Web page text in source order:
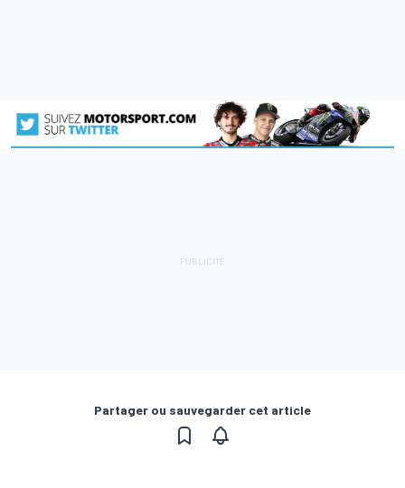
Partager ou sauvegarder cet article